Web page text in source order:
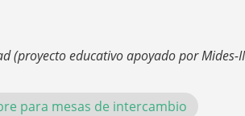
(proyecto educativo apoyado por Mides-
para mesas de intercambio